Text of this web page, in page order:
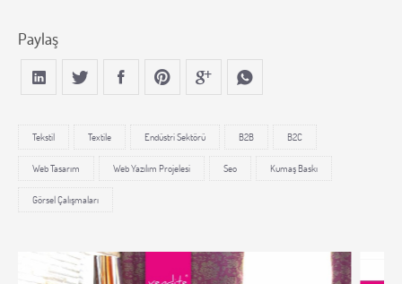
Paylaş
Tekstil Textile Endüstri Sektörü B2B B2C
Web Tasarım Web Yazılım Projelesi Seo Kumaş Baskı
Görsel Çalışmaları